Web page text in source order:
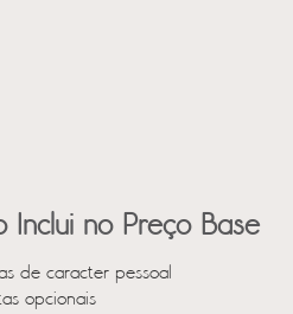
Inclui no Preço Base
de caracter pessoal
opcionais